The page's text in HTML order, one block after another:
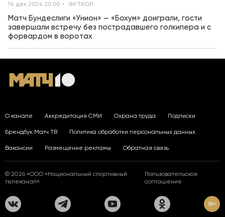
14 дек 2024 20:00 ФУТБОЛ
Матч Бундеслиги «Унион» — «Бохум» доиграли, гости
завершали встречу без пострадавшего голкипера и с
форвардом в воротах
О канале Аккредитация СМИ Охрана труда Подписки
Брендбук Матч ТВ Политика обработки персональных данных
Вакансии Размещение рекламы Обратная связь
© 2026 «ООО «Национальный спортивный
телеканал»
Пользовательское
соглашение
18+